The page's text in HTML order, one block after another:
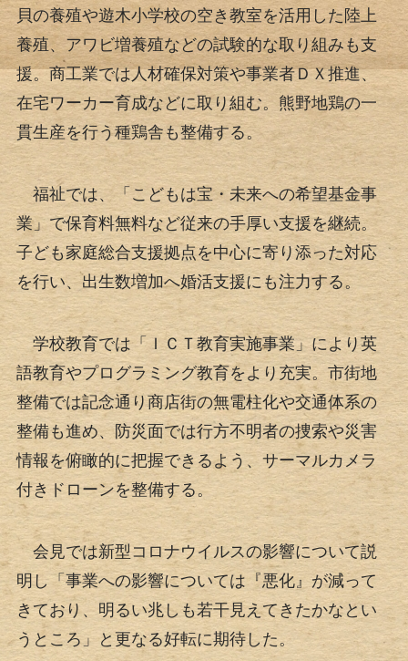
貝の養殖や遊木小学校の空き教室を活用した陸上
養殖、アワビ増養殖などの試験的な取り組みも支
援。商工業では人材確保対策や事業者ＤＸ推進、
在宅ワーカー育成などに取り組む。熊野地鶏の一
貫生産を行う種鶏舎も整備する。
福祉では、「こどもは宝・未来への希望基金事
業」で保育料無料など従来の手厚い支援を継続。
子ども家庭総合支援拠点を中心に寄り添った対応
を行い、出生数増加へ婚活支援にも注力する。
学校教育では「ＩＣＴ教育実施事業」により英
語教育やプログラミング教育をより充実。市街地
整備では記念通り商店街の無電柱化や交通体系の
整備も進め、防災面では行方不明者の捜索や災害
情報を俯瞰的に把握できるよう、サーマルカメラ
付きドローンを整備する。
会見では新型コロナウイルスの影響について説
明し「事業への影響については『悪化』が減って
きており、明るい兆しも若干見えてきたかなとい
うところ」と更なる好転に期待した。